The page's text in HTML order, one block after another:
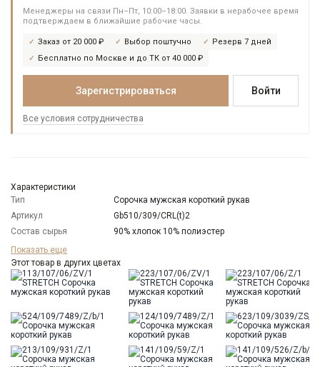
Менеджеры на связи Пн–Пт, 10:00–18:00. Заявки в нерабочее время
подтверждаем в ближайшие рабочие часы.
Заказ от 20 000 ₽ Выбор поштучно
Резерв 7 дней
Бесплатно по Москве и до ТК от 40 000 ₽
Зарегистрироваться Войти
Все условия сотрудничества
Характеристики
Тип
Сорочка мужская короткий рукав
Артикул
Gb510/309/CRL(t)2
Состав сырья
90% хлопок 10% полиэстер
Бренд
Модель
Классическая
Цвет
Бежевый
Ворот
Французский
Карман
стандартный, слева, накладной
Силуэт
Прямой силуэт / Сlassic fit
Показать еще
Этот товар в других цветах